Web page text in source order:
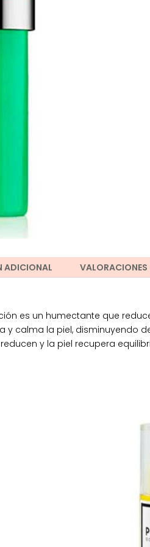
ADICIONAL
es un humectante que
y calma la piel, disminuyendo
y la piel recupera